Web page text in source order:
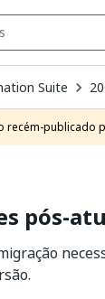
Suite
recém-publicado
pós-